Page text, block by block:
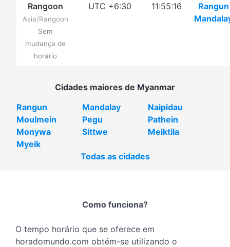
Rangoon
Asia/Rangoon
Sem
mudança de
horário
UTC +6:30 11:55:16
Rangun
Cidades maiores de Myanmar
Rangun
Mandalay
Naipidau
Moulmein
Pegu
Pathein
Monywa
Sittwe
Meiktila
Myeik
Todas as cidades
Como funciona?
O tempo horário que se oferece em
horadomundo.com obtém-se utilizando o